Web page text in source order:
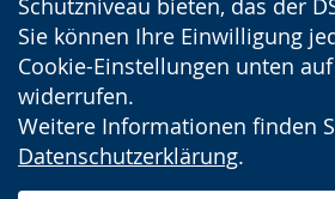
Schutzniveau bieten, das der
Sie können Ihre Einwilligung
Cookie-Einstellungen unten
widerrufen.
Weitere Informationen finden
Datenschutzerklärung.